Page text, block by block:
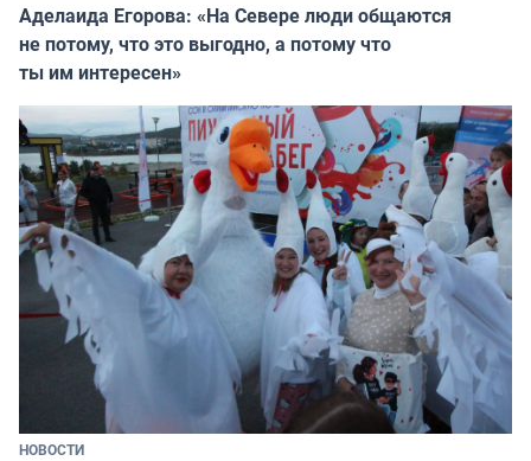
Аделаида Егорова: «На Севере люди общаются
не потому, что это выгодно, а потому что
ты им интересен»
НОВОСТИ